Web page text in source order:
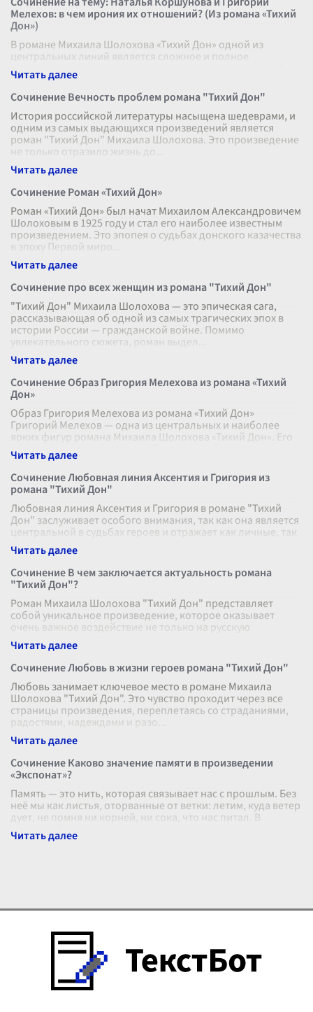
Мелехов: в чем ирония их отношений? (Из романа «Тихий
Дон»)
В романе Михаила Шолохова «Тихий Дон» одной из
центральных линий является сложное и полное
противоречий взаимоотношение Натальи Коршуновой и
Григория Мелехова. В этих отношениях ск
Сочинение Вечность проблем романа "Тихий Дон"
История российской литературы насыщена шедеврами, и
одним из самых выдающихся произведений является
роман "Тихий Дон" Михаила Шолохова. Это произведение
не только отразило жизнь до
Сочинение Роман «Тихий Дон»
Роман «Тихий Дон» был начат Михаилом Александровичем
Шолоховым в 1925 году и стал его наиболее известным
произведением. Это эпопея о судьбах донского казачества
в эпоху Первой миро
Сочинение про всех женщин из романа "Тихий Дон"
"Тихий Дон" Михаила Шолохова — это эпическая сага,
рассказывающая об одной из самых трагических эпох в
истории России — гражданской войне. Помимо
увлекательного сюжета, роман выдел
Сочинение Образ Григория Мелехова из романа «Тихий
Дон»
Образ Григория Мелехова из романа «Тихий Дон»
Григорий Мелехов — одна из центральных и наиболее
ярких фигур романа Михаила Шолохова «Тихий Дон». Его
образ олицетворяет сложный и п
Сочинение Любовная линия Аксентия и Григория из
романа "Тихий Дон"
Любовная линия Аксентия и Григория в романе "Тихий
Дон" заслуживает особого внимания, так как она является
центральной в судьбах героев и отражает как личные, так
и социальные драм
Сочинение В чем заключается актуальность романа
"Тихий Дон"?
Роман Михаила Шолохова "Тихий Дон" представляет
собой уникальное произведение, которое оказывает
очень важное воздействие не только на русскую
литературу, но и на мировую культуру
Сочинение Любовь в жизни героев романа "Тихий Дон"
Любовь занимает ключевое место в романе Михаила
Шолохова "Тихий Дон". Это чувство проходит через все
страницы произведения, переплетаясь со страданиями,
радостями, надеждами и разо
Сочинение Каково значение памяти в произведении
«Экспонат»?
Память — это нить, которая связывает нас с прошлым. Без
неё мы как листья, оторванные от ветки: летим, куда ветер
дует, не помня ни корней, ни сока, что нас питал. В
рассказе Борис